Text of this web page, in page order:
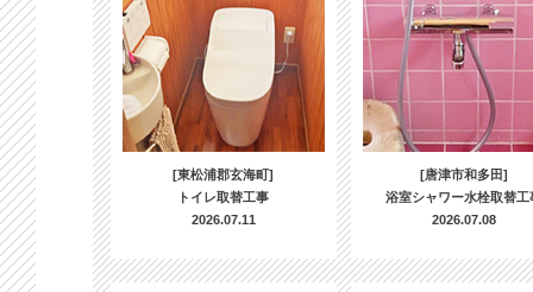
[東松浦郡玄海町]
トイレ取替工事
2026.07.11
[唐津市和多田]
浴室シャワー水栓取替工
2026.07.08